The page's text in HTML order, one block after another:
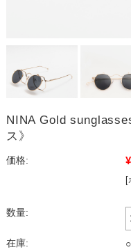
NINA Gold
ス》
価格:
[
数量:
在庫: ○